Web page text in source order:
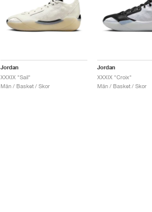
Jordan
XXXIX "Sail"
Män / Basket / Skor
Jordan
XXXIX "Croix"
Män / Basket / Skor